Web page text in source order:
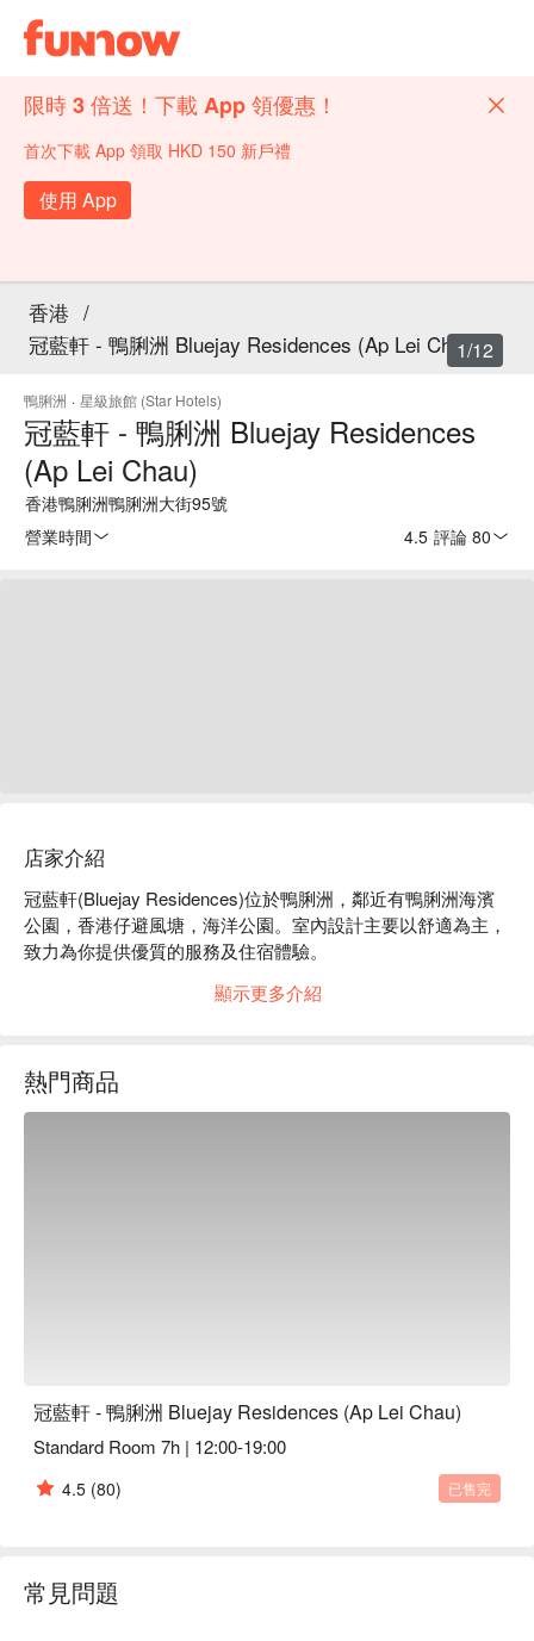
限時 3 倍送！下載 App 領優惠！
首次下載 App 領取 HKD 150 新戶禮
使用 App
香港 /
冠藍軒 - 鴨脷洲 Bluejay Residences (Ap Lei Chau)
鴨脷洲 · 星級旅館 (Star Hotels)
冠藍軒 - 鴨脷洲 Bluejay Residences
(Ap Lei Chau)
香港鴨脷洲鴨脷洲大街95號
營業時間
4.5· 評論 80
1/12
店家介紹
冠藍軒(Bluejay Residences)位於鴨脷洲，鄰近有鴨脷洲海濱
公園，香港仔避風塘，海洋公園。室內設計主要以舒適為主，
致力為你提供優質的服務及住宿體驗。
顯示更多介紹
熱門商品
冠藍軒 - 鴨脷洲 Bluejay Residences (Ap Lei Chau)
Standard Room 7h | 12:00-19:00
4.5 (80) 已售完
常見問題